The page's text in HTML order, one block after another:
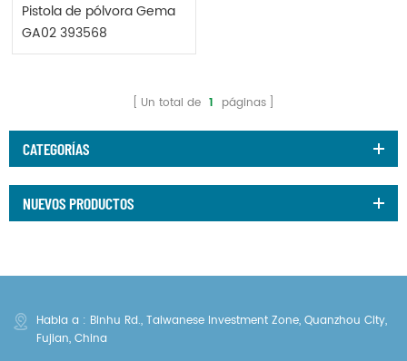
Pistola de pólvora Gema
GA02 393568
Un total de 1 páginas
CATEGORÍAS
NUEVOS PRODUCTOS
Habla a : Binhu Rd., Taiwanese Investment Zone, Quanzhou City,
Fujian, China